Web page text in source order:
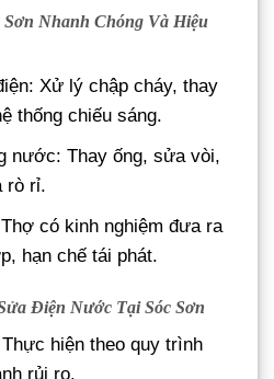
Nhanh Chóng Và Hiệu
Xử lý chập cháy, thay
thống chiếu sáng.
nước: Thay ống, sửa vòi,
rò rỉ.
có kinh nghiệm đưa ra
hạn chế tái phát.
Điện Nước Tại Sóc Sơn
hiện theo quy trình
rủi ro.